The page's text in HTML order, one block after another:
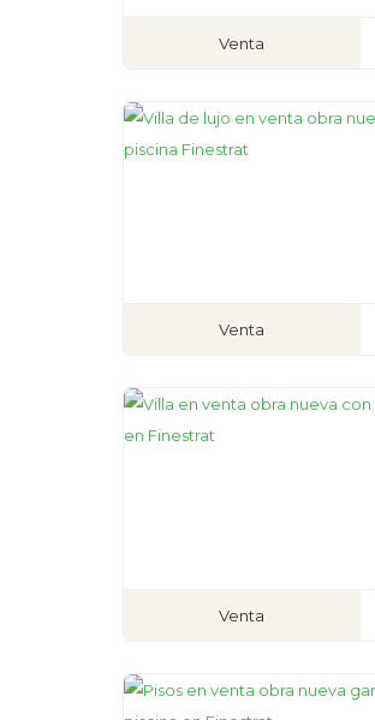
Venta
Venta
Venta